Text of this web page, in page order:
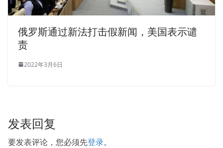
俄罗斯通过新法打击假新闻，美国表示谴
责
2022年3月6日
发表回复
要发表评论，您必须先登录。